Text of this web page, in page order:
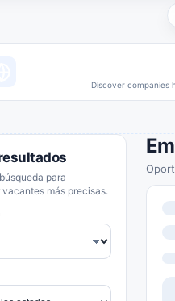
Discover companies
para
más precisas.